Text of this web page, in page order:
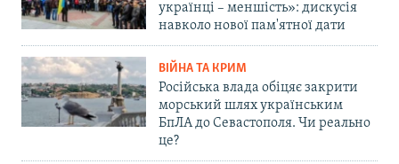
українці – меншість»: дискусія
навколо нової пам'ятної дати
ВІЙНА ТА КРИМ
Російська влада обіцяє закрити
морський шлях українським
БпЛА до Севастополя. Чи реально
це?